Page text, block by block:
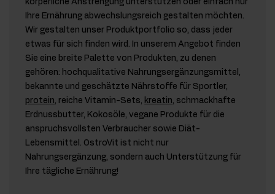
körperliche Anstrengung unterstützen oder einfach nur
Ihre Ernährung abwechslungsreich gestalten möchten.
Wir gestalten unser Produktportfolio so, dass jeder
etwas für sich finden wird. In unserem Angebot finden
Sie eine breite Palette von Produkten, zu denen
gehören: hochqualitative Nahrungsergänzungsmittel,
bekannte und geschätzte Nährstoffe für Sportler,
protein, reiche Vitamin-Sets, kreatin, schmackhafte
Erdnussbutter, Kokosöle, vegane Produkte für die
anspruchsvollsten Verbraucher sowie Diät-
Lebensmittel. OstroVit ist nicht nur
Nahrungsergänzung, sondern auch Unterstützung für
Ihre tägliche Ernährung!